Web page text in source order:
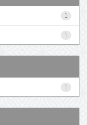
1
1
1